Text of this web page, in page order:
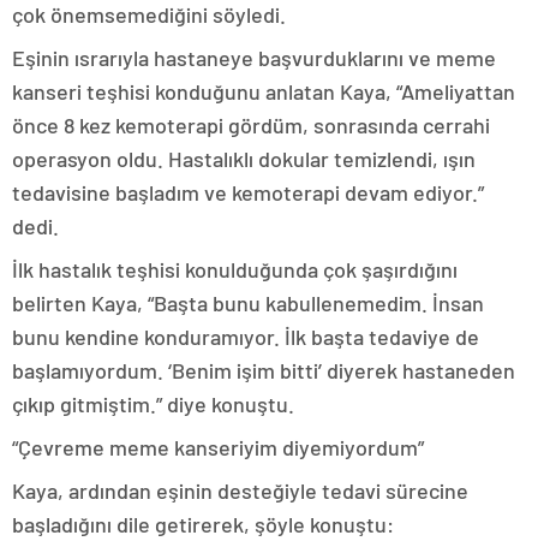
çok önemsemediğini söyledi.
Eşinin ısrarıyla hastaneye başvurduklarını ve meme
kanseri teşhisi konduğunu anlatan Kaya, “Ameliyattan
önce 8 kez kemoterapi gördüm, sonrasında cerrahi
operasyon oldu. Hastalıklı dokular temizlendi, ışın
tedavisine başladım ve kemoterapi devam ediyor.”
dedi.
İlk hastalık teşhisi konulduğunda çok şaşırdığını
belirten Kaya, “Başta bunu kabullenemedim. İnsan
bunu kendine konduramıyor. İlk başta tedaviye de
başlamıyordum. ‘Benim işim bitti’ diyerek hastaneden
çıkıp gitmiştim.” diye konuştu.
“Çevreme meme kanseriyim diyemiyordum”
Kaya, ardından eşinin desteğiyle tedavi sürecine
başladığını dile getirerek, şöyle konuştu: